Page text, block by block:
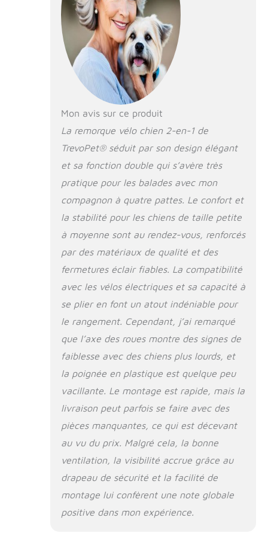
offrant confort et
stabilité. Parfait
pour les
promenades et les
aventures. Sécurité
et visibilité
maximisées :
Réflecteurs,
signalisation et
attaches harnais
protection totale.
Votre chien reste
visible et sécurisé à
Confort absolu :
Panneaux en mesh
optimale et coussin
moelleux inclus pour
un trajet agréable,
même par temps
chaud. Pliable et
prêt à l’aventure :
Se plie en quelques
secondes pour un
rangement
compact. Léger et
plupart des vélos
standards et vélos
électriques.
Mon avis sur ce produit
La remorque vélo chien 2-en-1 de
TrevoPet® séduit par son design élégant
et sa fonction double qui s’avère très
pratique pour les balades avec mon
compagnon à quatre pattes. Le confort et
la stabilité pour les chiens de taille petite
à moyenne sont au rendez-vous, renforcés
par des matériaux de qualité et des
fermetures éclair fiables. La compatibilité
avec les vélos électriques et sa capacité à
se plier en font un atout indéniable pour
le rangement. Cependant, j’ai remarqué
que l’axe des roues montre des signes de
faiblesse avec des chiens plus lourds, et
la poignée en plastique est quelque peu
vacillante. Le montage est rapide, mais la
livraison peut parfois se faire avec des
pièces manquantes, ce qui est décevant
au vu du prix. Malgré cela, la bonne
ventilation, la visibilité accrue grâce au
drapeau de sécurité et la facilité de
montage lui confèrent une note globale
positive dans mon expérience.